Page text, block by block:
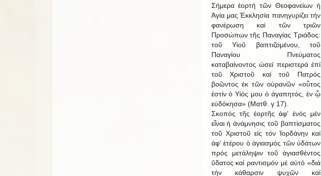
Σήμερα ἑορτή τῶν Θεοφανείων ἡ
Ἁγία μας Ἐκκλησία πανηγυρίζει τήν
φανέρωση καί τῶν τριῶν
Προσώπων τῆς Παναγίας Τριάδος:
τοῦ Υἱοῦ βαπτιζομένου, τοῦ
Παναγίου Πνεύματος
καταβαίνοντος ὡσεί περιστερά ἐπί
τοῦ Χριστοῦ καί τοῦ Πατρός
βοῶντος ἐκ τῶν οὐρανῶν «οὗτος
ἐστίν ὁ Υἱός μου ὁ ἀγαπητός, ἐν ᾧ
εὐδόκησα» (Ματθ. γ 17).
Σκοπός τῆς ἑορτῆς ἀφ' ἑνός μέν
εἶναι ἡ ἀνάμνησις τοῦ βαπτίσματος
τοῦ Χριστοῦ εἰς τόν Ἰορδάνην καί
ἀφ' ἑτέρου ὁ ἁγιασμός τῶν ὑδάτων
πρός μετάληψιν τοῦ ἁγιασθέντος
ὕδατος καί ραντισμόν μέ αὐτό «διά
τήν κάθαρσιν ψυχῶν καί